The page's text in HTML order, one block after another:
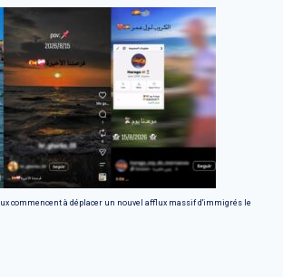
commencent à déplacer un nouvel afflux massif d'immigrés le